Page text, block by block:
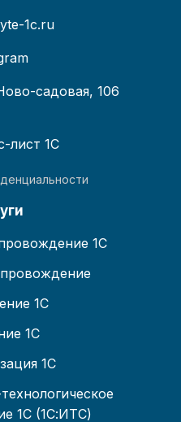
1c.ru
садовая, 106
лист 1С
1С
1С
1С
1С
1С (1С:ИТС)